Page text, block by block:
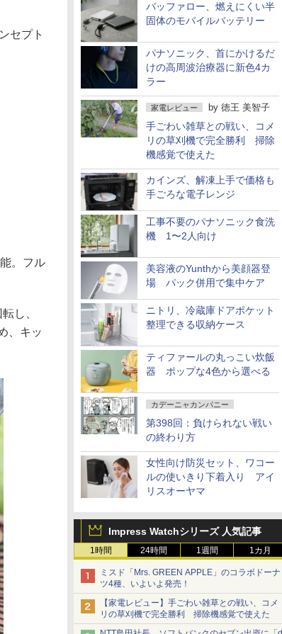
バッファロー、燃えにくい半
固体のモバイルバッテリー
パナソニック、首にかけるだ
けの高周波治療器に新色4カ
ラー
家電レビュー by 徳王 美智子
手ごわい雑草との戦い、コメ
リの草刈機で完全勝利 掃除
機感覚で使えた
カインズ、解凍上手で価格も
手ごろな電子レンジ
工事不要のパナソニック食洗
機 1〜2人向け
美容液のYunthから美顔器登
場 パック併用で集中ケア
ニトリ、冷蔵庫ドアポケット
整理できる収納ケース
ティファールの丸っこい炊飯
器 ポップな4色から選べる
カデーニャカンパニー
第398回：負けられない戦い
の終わり方
女性向け防災セット、ワコー
ルの使いきり下着入り アイ
リスオーヤマ
Impress Watchシリーズ 人気記事
1時間 24時間 1週間 1カ月
ミスド「Mrs. GREEN APPLE」のコラボドーナ
ツ4種、いよいよ発売！
【家電レビュー】手ごわい雑草との戦い、コメ
リの草刈機で完全勝利 掃除機感覚で使えた
セプト
。フル
し、
、キッ